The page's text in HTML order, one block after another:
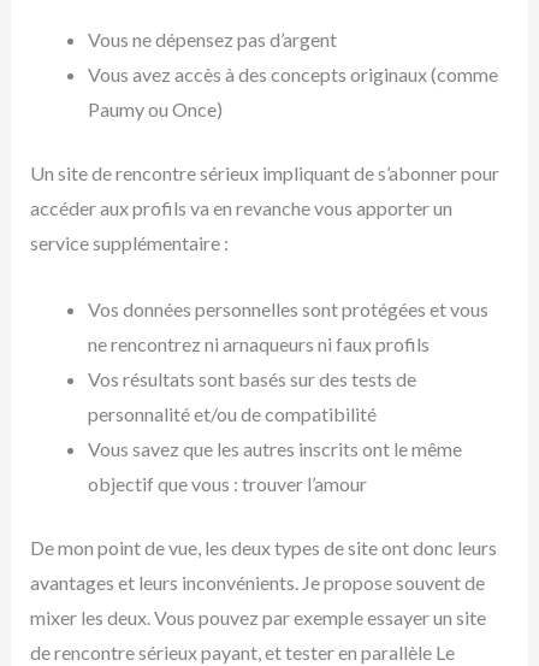
Vous ne dépensez pas d’argent
Vous avez accès à des concepts originaux (comme
Paumy ou Once)
Un site de rencontre sérieux impliquant de s’abonner pour
accéder aux profils va en revanche vous apporter un
service supplémentaire :
Vos données personnelles sont protégées et vous
ne rencontrez ni arnaqueurs ni faux profils
Vos résultats sont basés sur des tests de
personnalité et/ou de compatibilité
Vous savez que les autres inscrits ont le même
objectif que vous : trouver l’amour
De mon point de vue, les deux types de site ont donc leurs
avantages et leurs inconvénients. Je propose souvent de
mixer les deux. Vous pouvez par exemple essayer un site
de rencontre sérieux payant, et tester en parallèle Le